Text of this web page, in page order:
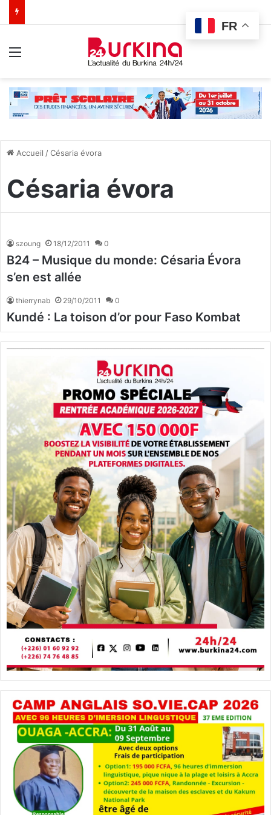
Accueil /Césaria évora
Césaria évora
szoung 18/12/2011 0
B24 – Musique du monde: Césaria Évora
s’en est allée
thierrynab 29/10/2011 0
Kundé : La toison d’or pour Faso Kombat
FR